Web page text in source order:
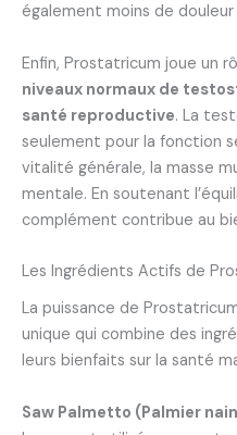
également moins de
Enfin, Prostatricum joue un
niveaux normaux de
santé reproductive. La
seulement pour la fonction
vitalité générale, la masse
mentale. En soutenant
complément contribue au
Les Ingrédients Actifs de
La puissance de
unique qui combine des
leurs bienfaits sur la santé
Saw Palmetto (Palmier